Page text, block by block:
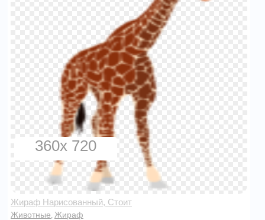
360x 720
Жираф Нарисованный, Стоит
Животные Жираф